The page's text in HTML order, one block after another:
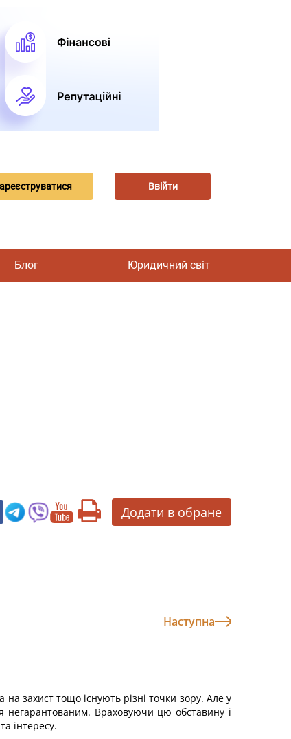
Ввійти
Блог Юридичний світ
Додати в обране
Наступна
захист тощо існують різні точки зору. Але у
негарантованим. Враховуючи цю обставину і
інтересу.